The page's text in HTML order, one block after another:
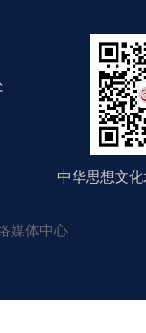
中华思想文
媒体中心